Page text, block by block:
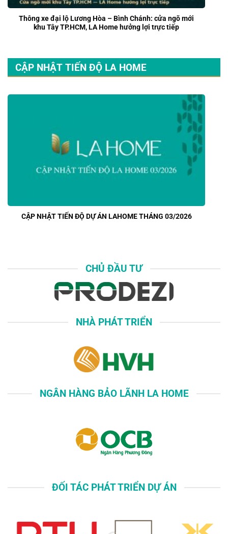
Thông xe đại lộ Lương Hòa – Bình Chánh: cửa ngõ mới
khu Tây TP.HCM, LA Home hưởng lợi trực tiếp
CẬP NHẬT TIẾN ĐỘ LA HOME
CẬP NHẬT TIẾN ĐỘ DỰ ÁN LAHOME THÁNG 03/2026
CHỦ ĐẦU TƯ
NHÀ PHÁT TRIỂN
NGÂN HÀNG BẢO LÃNH LA HOME
ĐỐI TÁC PHÁT TRIỂN DỰ ÁN